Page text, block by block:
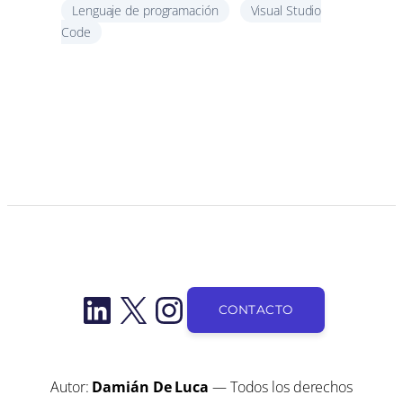
Lenguaje de programación
Visual Studio
Code
LinkedIn
X Instagram
CONTACTO
Autor: Damián De Luca — Todos los derechos